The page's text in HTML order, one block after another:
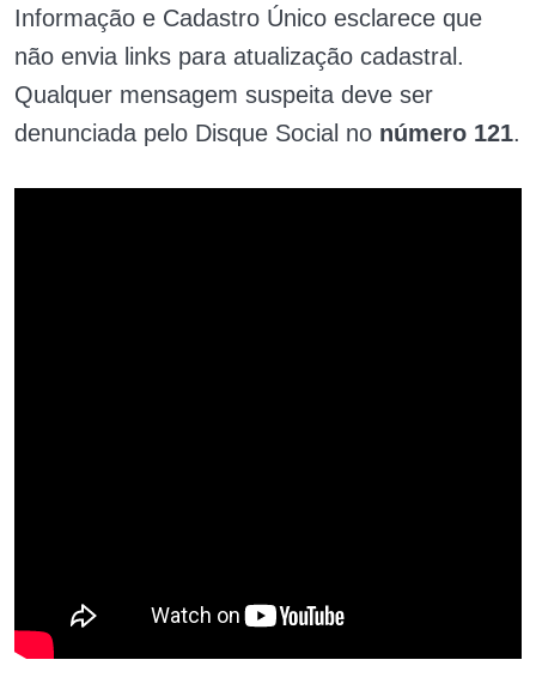
Informação e Cadastro Único esclarece que
não envia links para atualização cadastral.
Qualquer mensagem suspeita deve ser
denunciada pelo Disque Social no número 121​.